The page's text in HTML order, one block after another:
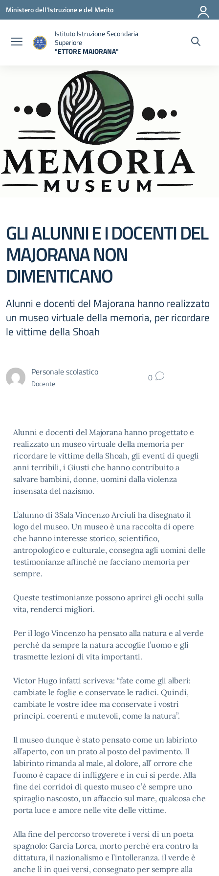
Vai ai contenuti
Vai al menu di navigazione
Vai al footer
Ministero dell'Istruzione e del Merito
Istituto Istruzione Secondaria
Superiore
"ETTORE MAJORANA"
GLI ALUNNI E I DOCENTI DEL
MAJORANA NON
DIMENTICANO
Alunni e docenti del Majorana hanno realizzato
un museo virtuale della memoria, per ricordare
le vittime della Shoah
Personale scolastico
Docente 0
Alunni e docenti del Majorana hanno progettato e
realizzato un museo virtuale della memoria per
ricordare le vittime della Shoah, gli eventi di quegli
anni terribili, i Giusti che hanno contribuito a
salvare bambini, donne, uomini dalla violenza
insensata del nazismo.
L’alunno di 3Sala Vincenzo Arciuli ha disegnato il
logo del museo. Un museo è una raccolta di opere
che hanno interesse storico, scientifico,
antropologico e culturale, consegna agli uomini delle
testimonianze affinchè ne facciano memoria per
sempre.
Queste testimonianze possono aprirci gli occhi sulla
vita, renderci migliori.
Per il logo Vincenzo ha pensato alla natura e al verde
perché da sempre la natura accoglie l’uomo e gli
trasmette lezioni di vita importanti.
Victor Hugo infatti scriveva: “fate come gli alberi:
cambiate le foglie e conservate le radici. Quindi,
cambiate le vostre idee ma conservate i vostri
principi. coerenti e mutevoli, come la natura”.
Il museo dunque è stato pensato come un labirinto
all’aperto, con un prato al posto del pavimento. Il
labirinto rimanda al male, al dolore, all’ orrore che
l’uomo è capace di infliggere e in cui si perde. Alla
fine dei corridoi di questo museo c’è sempre uno
spiraglio nascosto, un affaccio sul mare, qualcosa che
porta luce e amore nelle vite delle vittime.
Alla fine del percorso troverete i versi di un poeta
spagnolo: Garcia Lorca, morto perché era contro la
dittatura, il nazionalismo e l’intolleranza. il verde è
anche lì in quei versi, consegnato per sempre alla